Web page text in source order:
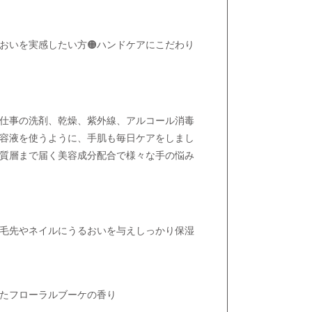
いを実感したい方🟠ハンドケアにこだわり
事の洗剤、乾燥、紫外線、アルコール消毒
液を使うように、手肌も毎日ケアをしまし
まで届く美容成分配合で様々な手の悩み
先やネイルにうるおいを与えしっかり保湿
フローラルブーケの香り